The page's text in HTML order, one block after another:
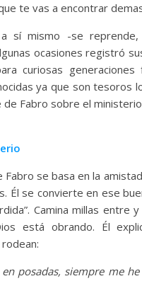
te vas a encontrar
sí mismo -se
ocasiones registró
curiosas generaciones
ya que son tesoros
Fabro sobre el
se basa en la
Él se convierte en ese
Camina millas entre
está obrando. Él
en posadas, siempre me